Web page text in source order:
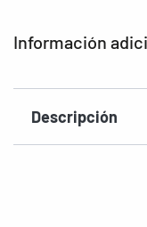
Información
Descripción